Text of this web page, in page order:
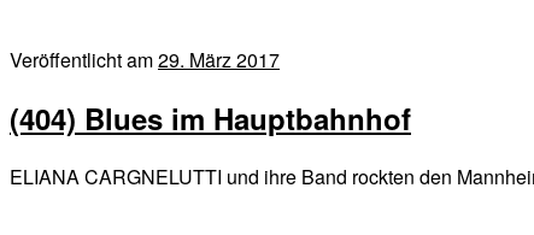
Veröffentlicht am29. März 2017
(404) Blues im Hauptbahnhof
ELIANA CARGNELUTTI und ihre Band rockten den